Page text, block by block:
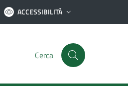
ACCESSIBILITÀ
Cerca